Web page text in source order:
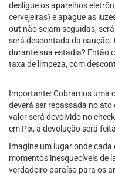
desligue os aparelhos
cervejeiras) e apague as
out não sejam seguidas,
será descontada da caução.
durante sua estadia? Então
taxa de limpeza, com
Importante: Cobramos uma
deverá ser repassada no ato
valor será devolvido no
em Pix, a devolução será
Imagine um lugar onde
momentos inesquecíveis de
verdadeiro paraíso para os